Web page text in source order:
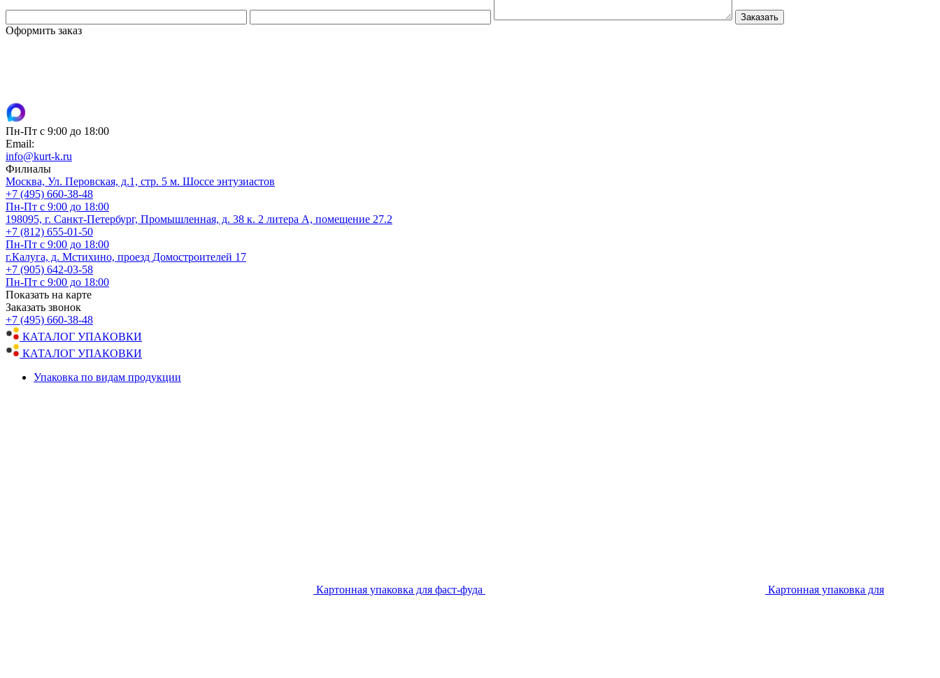
Оформить заказ
Пн-Пт с 9:00 до 18:00
Email:
info@kurt-k.ru
Филиалы
Москва, Ул. Перовская, д.1, стр. 5 м. Шоссе энтузиастов
+7 (495) 660-38-48
Пн-Пт с 9:00 до 18:00
198095, г. Санкт-Петербург, Промышленная, д. 38 к. 2 литера А, помещение 27.2
+7 (812) 655-01-50
Пн-Пт с 9:00 до 18:00
г.Калуга, д. Мстихино, проезд Домостроителей 17
+7 (905) 642-03-58
Пн-Пт с 9:00 до 18:00
Показать на карте
Заказать звонок
+7 (495) 660-38-48
КАТАЛОГ УПАКОВКИ
КАТАЛОГ УПАКОВКИ
Упаковка по видам продукции
Картонная упаковка для фаст-фуда Картонная упаковка для